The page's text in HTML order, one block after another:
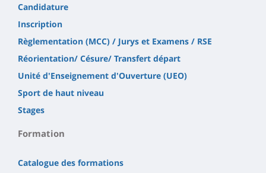
Candidature
Inscription
Règlementation (MCC) / Jurys et Examens / RSE
Réorientation/ Césure/ Transfert départ
Unité d'Enseignement d'Ouverture (UEO)
Sport de haut niveau
Stages
Formation
Catalogue des formations